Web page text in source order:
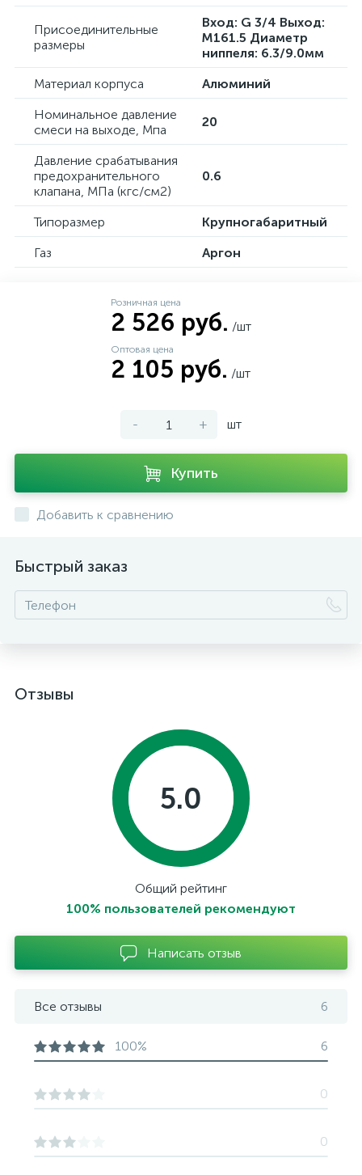
Присоединительные
размеры
Вход: G 3/4 Выход:
М161.5 Диаметр
ниппеля: 6.3/9.0мм
Материал корпуса
Алюминий
Номинальное давление
смеси на выходе, Mпa
20
Давление срабатывания
предохранительного
клапана, МПа (кгс/см2)
0.6
Типоразмер
Крупногабаритный
Газ
Аргон
Розничная цена
2 526 руб. /шт
Оптовая цена
2 105 руб. /шт
- + шт
Купить
Добавить к сравнению
Быстрый заказ
Отзывы
5.0
Общий рейтинг
100% пользователей рекомендуют
Написать отзыв
Все отзывы 6
100% 6
0
0